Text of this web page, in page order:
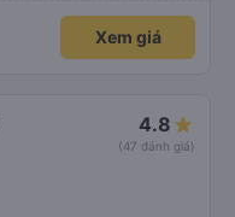
Xem giá
4.8
(47 đánh giá)